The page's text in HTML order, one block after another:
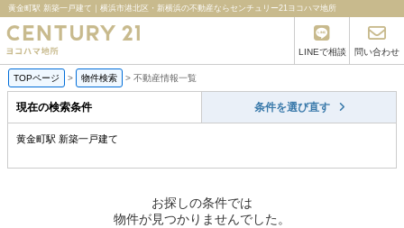
黄金町駅 新築一戸建て｜横浜市港北区・新横浜の不動産ならセンチュリー21ヨコハマ地所
LINEで相談 問い合わせ
TOPページ > 物件検索 > 不動産情報一覧
現在の検索条件 条件を選び直す
黄金町駅 新築一戸建て
お探しの条件では
物件が見つかりませんでした。